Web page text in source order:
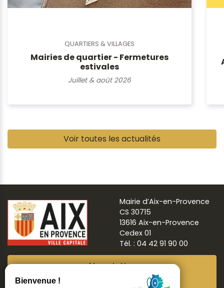
QUARTIERS & VILLAGES
Mairies de quartier - Fermetures
estivales
Juillet & août 2026
Voir toutes les actualités
Mairie d’Aix-en-Provence
CS 30715
13616 Aix-en-Provence
Cedex 01
Tél. : 04 42 91 90 00
Newsletter